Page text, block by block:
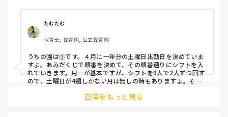
①土曜日の希望休は2日まで、と制限をかける
②毎月、必ず土曜保育に入ることのできる日を1日だけピッ
クアップしてもらう
③仮シフトが出た時、土曜出勤が難しければ自身で代わりの
人を交渉して見つけてもらう
上記のいずれかの対策を取り入れることを考えています。
たむたむ
保育士, 保育園, 公立保育園
うちの園は③です。４月に一年分の土曜日出勤日を決めていま
すよ。あみだくじで順番を決めて、その順番通りにシフトを入
れていきます。月一が基本ですが、シフトを9人で2人ずつ回す
ので、土曜日が4週しかない月は無しの時もありますよ。その
て貰い、主任に報告してます。
回答をもっと見る